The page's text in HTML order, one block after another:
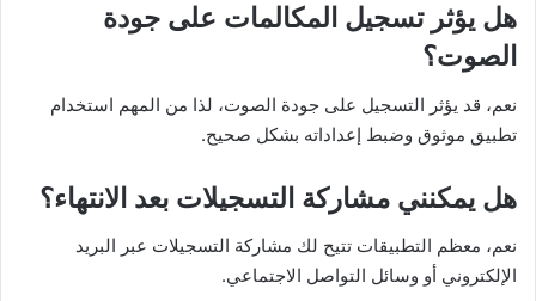
هل يؤثر تسجيل المكالمات على جودة
الصوت؟
نعم، قد يؤثر التسجيل على جودة الصوت، لذا من المهم استخدام
تطبيق موثوق وضبط إعداداته بشكل صحيح.
هل يمكنني مشاركة التسجيلات بعد الانتهاء؟
نعم، معظم التطبيقات تتيح لك مشاركة التسجيلات عبر البريد
الإلكتروني أو وسائل التواصل الاجتماعي.